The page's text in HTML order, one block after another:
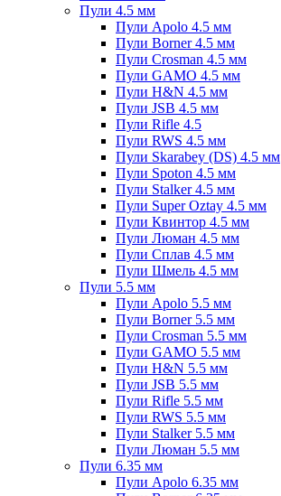
Пули 4.5 мм
Пули Apolo 4.5 мм
Пули Borner 4.5 мм
Пули Crosman 4.5 мм
Пули GAMO 4.5 мм
Пули H&N 4.5 мм
Пули JSB 4.5 мм
Пули Rifle 4.5
Пули RWS 4.5 мм
Пули Skarabey (DS) 4.5 мм
Пули Spoton 4.5 мм
Пули Stalker 4.5 мм
Пули Super Oztay 4.5 мм
Пули Квинтор 4.5 мм
Пули Люман 4.5 мм
Пули Сплав 4.5 мм
Пули Шмель 4.5 мм
Пули 5.5 мм
Пули Apolo 5.5 мм
Пули Borner 5.5 мм
Пули Crosman 5.5 мм
Пули GAMO 5.5 мм
Пули H&N 5.5 мм
Пули JSB 5.5 мм
Пули Rifle 5.5 мм
Пули RWS 5.5 мм
Пули Stalker 5.5 мм
Пули Люман 5.5 мм
Пули 6.35 мм
Пули Apolo 6.35 мм